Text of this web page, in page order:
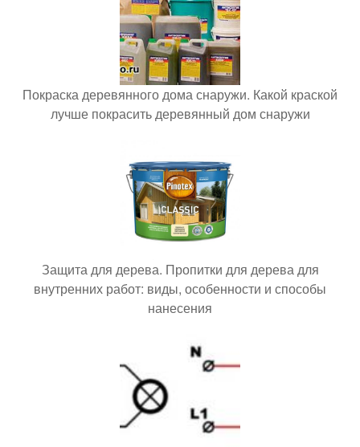
Покраска деревянного дома снаружи. Какой краской
лучше покрасить деревянный дом снаружи
Защита для дерева. Пропитки для дерева для
внутренних работ: виды, особенности и способы
нанесения